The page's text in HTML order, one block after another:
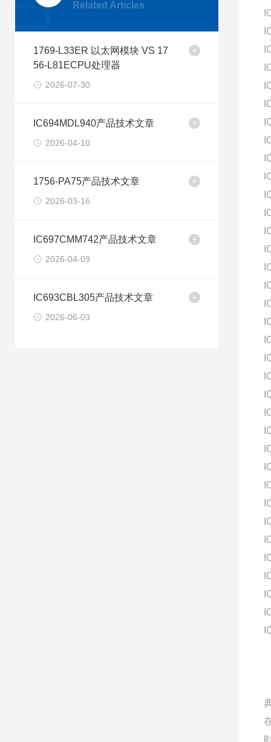
Related Articles
1769-L33ER 以太网模块 VS 17
56-L81ECPU处理器
2026-07-30
IC694MDL940产品技术文章
2026-04-10
1756-PA75产品技术文章
2026-03-16
IC697CMM742产品技术文章
2026-04-09
IC693CBL305产品技术文章
2026-06-03